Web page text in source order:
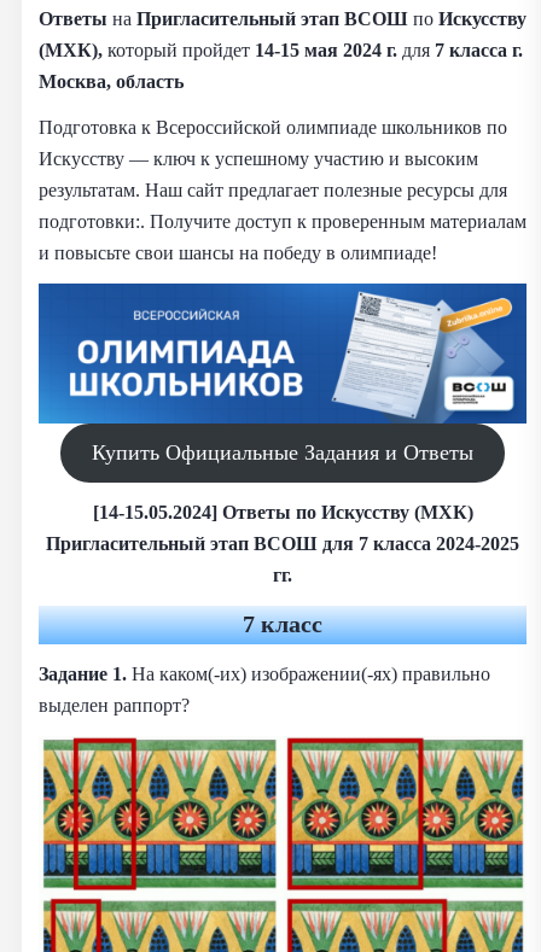
Ответы на Пригласительный этап ВСОШ по Искусству
(МХК), который пройдет 14-15 мая 2024 г. для 7 класса г.
Москва, область
Подготовка к Всероссийской олимпиаде школьников по
Искусству — ключ к успешному участию и высоким
результатам. Наш сайт предлагает полезные ресурсы для
подготовки:. Получите доступ к проверенным материалам
и повысьте свои шансы на победу в олимпиаде!
Купить Официальные Задания и Ответы
[14-15.05.2024] Ответы по Искусству (МХК)
Пригласительный этап ВСОШ для 7 класса 2024-2025
гг.
7 класс
Задание 1. На каком(-их) изображении(-ях) правильно
выделен раппорт?